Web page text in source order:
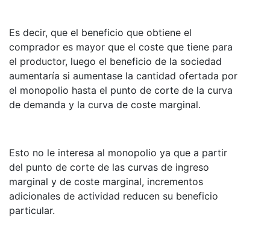
Es decir, que el beneficio que obtiene el
comprador es mayor que el coste que tiene para
el productor, luego el beneficio de la sociedad
aumentaría si aumentase la cantidad ofertada por
el monopolio hasta el punto de corte de la curva
de demanda y la curva de coste marginal.
Esto no le interesa al monopolio ya que a partir
del punto de corte de las curvas de ingreso
marginal y de coste marginal, incrementos
adicionales de actividad reducen su beneficio
particular.